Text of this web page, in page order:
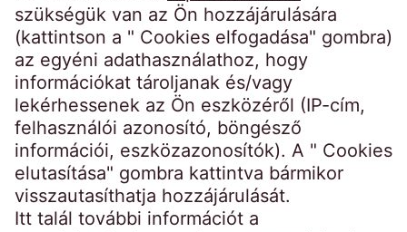
YouTube